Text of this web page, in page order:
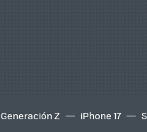
Generación Z iPhone 17